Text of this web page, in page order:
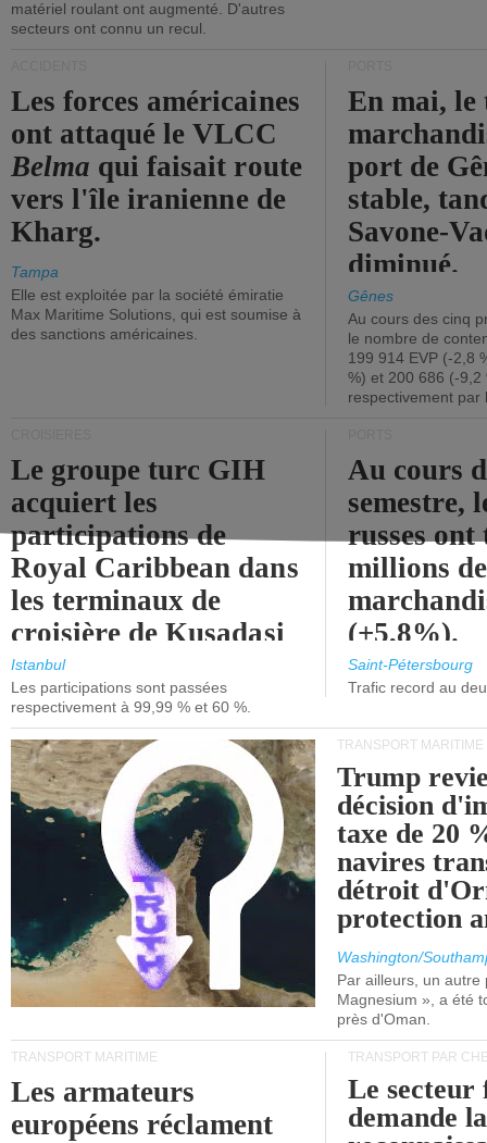
matériel roulant ont augmenté. D'autres
secteurs ont connu un recul.
Les forces américaines
ont attaqué le VLCC
Belma qui faisait route
vers l'île iranienne de
Kharg.
Tampa
Elle est exploitée par la société émiratie
Max Maritime Solutions, qui est soumise à
des sanctions américaines.
En mai, le
port de
stable,
Savone-
diminué.
Gênes
Au cours des cinq
le nombre de
199 914 EVP (-2,8
%) et 200 686 (-9,2
respectivement par
Le groupe turc GIH
acquiert les
participations de
Royal Caribbean dans
les terminaux de
croisière de Kusadasi
et de Lisbonne.
Istanbul
Les participations sont passées
respectivement à 99,99 % et 60 %.
Au cours
semestre,
russes
millions
(+5,8%).
Saint-Pétersbourg
Trafic record au
TRANSPORT MARITIME
Trump
décision
taxe de 20
navires
détroit
protection
Washington/
Par ailleurs, un autre
Magnesium », a été
près d'Oman.
TRANSPORT MARITIME
Les armateurs
européens réclament
TRANSPORT PAR
Le
demande la